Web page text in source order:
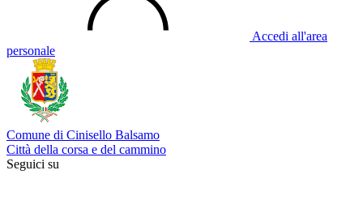
Accedi all'area
personale
Comune di Cinisello Balsamo
Città della corsa e del cammino
Seguici su